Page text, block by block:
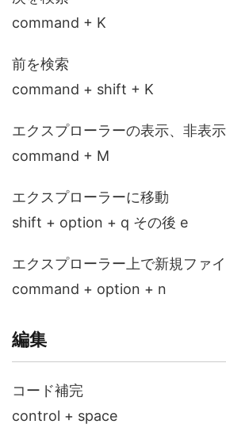
command + K
前を検索
command + shift + K
エクスプローラーの表示、非表示
command + M
エクスプローラーに移動
shift + option + q その後 e
エクスプローラー上で新規ファ
command + option + n
編集
コード補完
control + space